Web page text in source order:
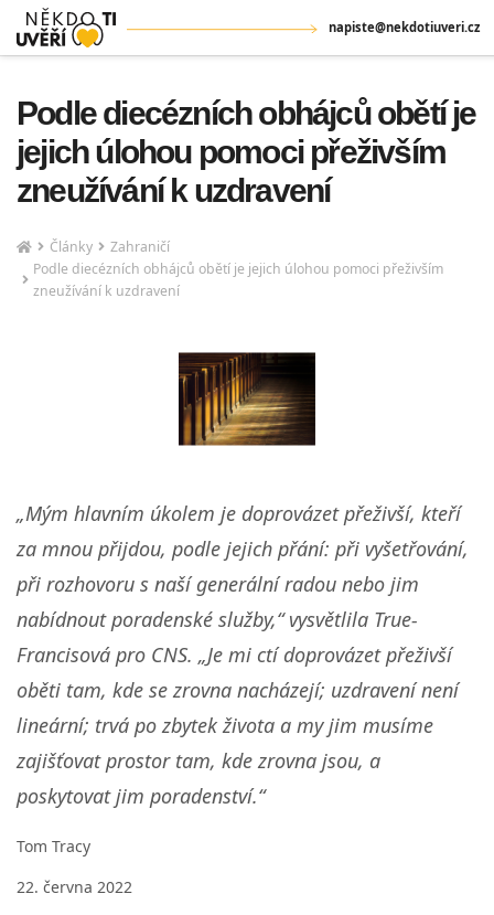
napiste@nekdotiuveri.cz
Podle diecézních obhájců obětí je
jejich úlohou pomoci přeživším
zneužívání k uzdravení
Články
Zahraničí
Podle diecézních obhájců obětí je jejich úlohou pomoci přeživším
zneužívání k uzdravení
„Mým hlavním úkolem je doprovázet přeživší, kteří
za mnou přijdou, podle jejich přání: při vyšetřování,
při rozhovoru s naší generální radou nebo jim
nabídnout poradenské služby,“ vysvětlila True-
Francisová pro CNS. „Je mi ctí doprovázet přeživší
oběti tam, kde se zrovna nacházejí; uzdravení není
lineární; trvá po zbytek života a my jim musíme
zajišťovat prostor tam, kde zrovna jsou, a
poskytovat jim poradenství.“
Tom Tracy
22. června 2022